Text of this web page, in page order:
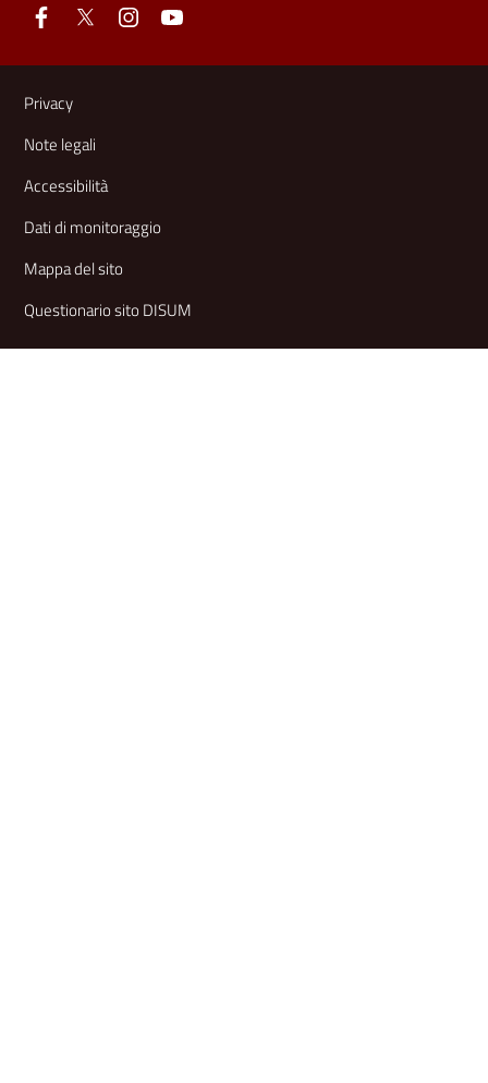
Link e informazioni utili
Privacy
Note legali
Accessibilità
Dati di monitoraggio
Mappa del sito
Questionario sito DISUM